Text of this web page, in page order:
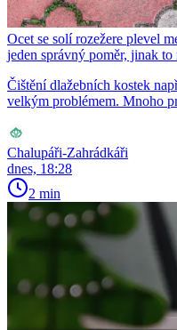
Ocet se solí rozežere plevel
jeden správný poměr, jinak to
Čištění dlažebních kostek
velkým problémem. Mnoho
Chalupáři-Zahrádkáři
dnes, 18:28
2 min